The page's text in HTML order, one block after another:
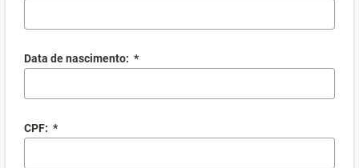
Data de nascimento: *
CPF: *